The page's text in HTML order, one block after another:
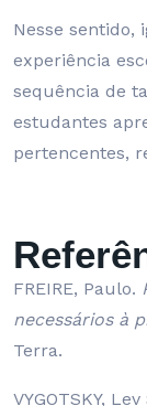
Nesse sentido,
experiência
sequência de
estudantes
pertencentes,
FREIRE, Paulo.
necessários à
Terra.
VYGOTSKY, Lev